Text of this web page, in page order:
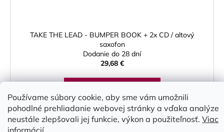
Používame súbory cookie, aby sme vám umožnili
pohodlné prehliadanie webovej stránky a vďaka analýze
neustále zlepšovali jej funkcie, výkon a použiteľnosť. Viac
informácií
TAKE THE LEAD - BUMPER BOOK + 2x CD / altový
saxofon
Dodanie do 28 dní
29,68 €